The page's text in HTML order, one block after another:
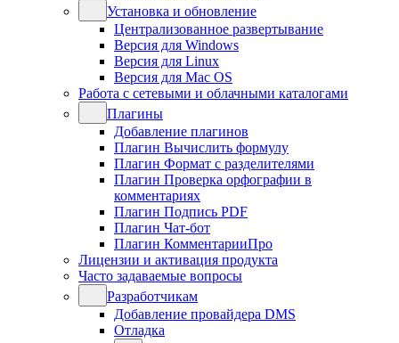
Установка и обновление
Централизованное развертывание
Версия для Windows
Версия для Linux
Версия для Mac OS
Работа с сетевыми и облачными каталогами
Плагины
Добавление плагинов
Плагин Вычислить формулу
Плагин Формат с разделителями
Плагин Проверка орфографии в
комментариях
Плагин Подпись PDF
Плагин Чат-бот
Плагин КомментарииПро
Лицензии и активация продукта
Часто задаваемые вопросы
Разработчикам
Добавление провайдера DMS
Отладка